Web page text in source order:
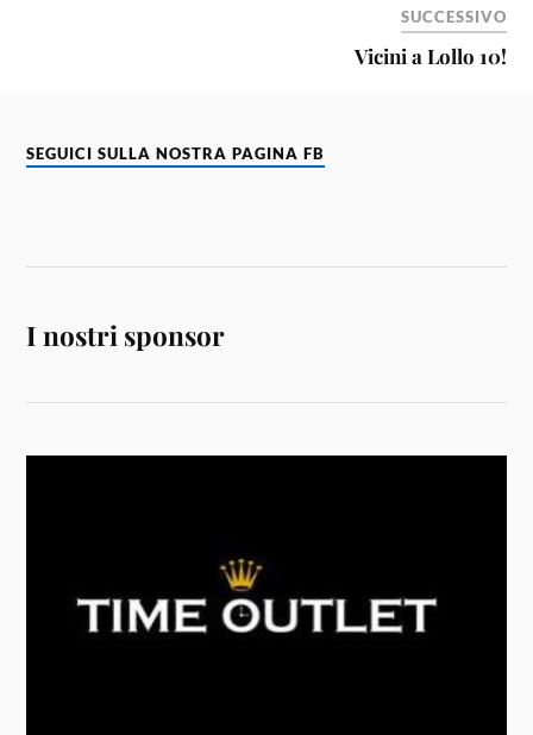
SUCCESSIVO
Vicini a Lollo 10!
SEGUICI SULLA NOSTRA PAGINA FB
I nostri sponsor